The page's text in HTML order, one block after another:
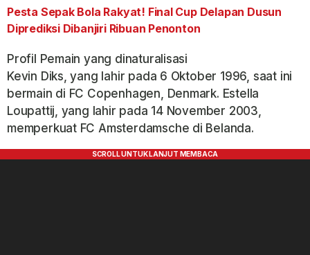
Pesta Sepak Bola Rakyat! Final Cup Delapan Dusun
Diprediksi Dibanjiri Ribuan Penonton
Profil Pemain yang dinaturalisasi
Kevin Diks, yang lahir pada 6 Oktober 1996, saat ini
bermain di FC Copenhagen, Denmark. Estella
Loupattij, yang lahir pada 14 November 2003,
memperkuat FC Amsterdamsche di Belanda.